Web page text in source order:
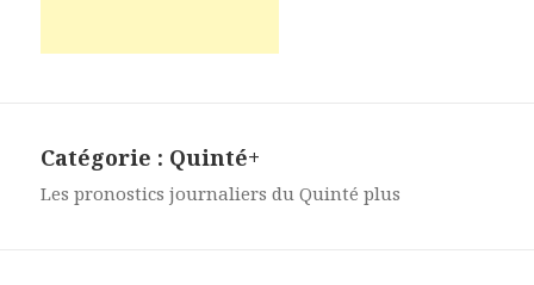
Catégorie : Quinté+
Les pronostics journaliers du Quinté plus